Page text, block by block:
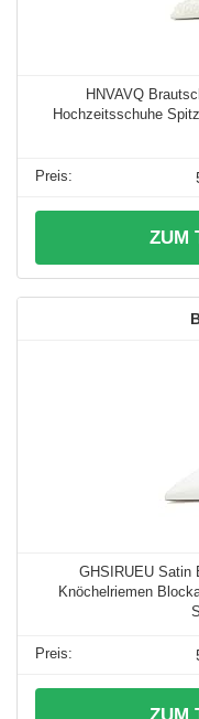
HNVAVQ
Hochzeitsschuhe
ZUM
GHSIRUEU Satin
Knöchelriemen